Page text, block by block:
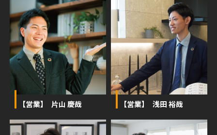
【営業】 片山 慶哉 【営業】 浅田 裕哉